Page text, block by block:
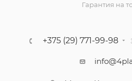
Гарантия на
+375 (29) 771-99-98